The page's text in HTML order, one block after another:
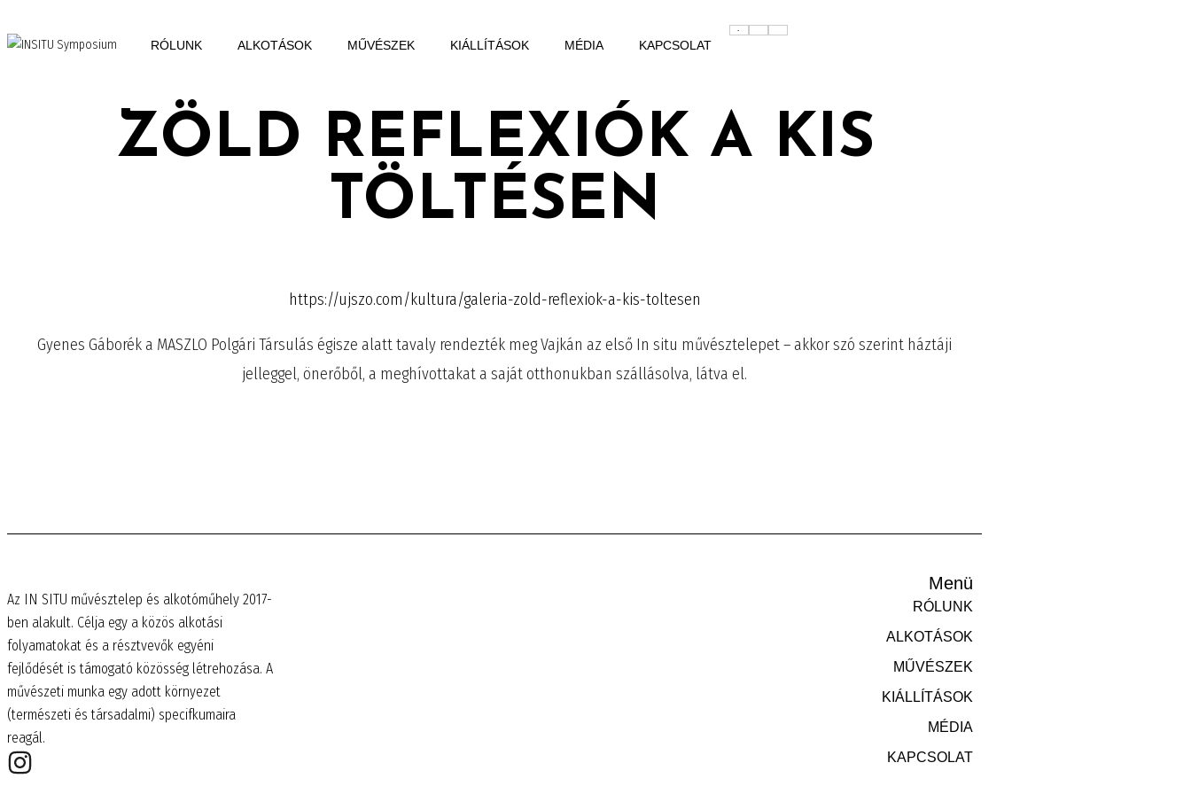
RÓLUNK ALKOTÁSOK MŰVÉSZEK KIÁLLÍTÁSOK MÉDIA KAPCSOLAT
ZÖLD REFLEXIÓK A KIS
TÖLTÉSEN
https://ujszo.com/kultura/galeria-zold-reflexiok-a-kis-toltesen
Gyenes Gáborék a MASZLO Polgári Társulás égisze alatt tavaly rendezték meg Vajkán az első In situ művésztelepet – akkor szó szerint háztáji
jelleggel, önerőből, a meghívottakat a saját otthonukban szállásolva, látva el.
Az IN SITU művésztelep és alkotóműhely 2017-
ben alakult. Célja egy a közös alkotási
folyamatokat és a résztvevők egyéni
fejlődését is támogató közösség létrehozása. A
művészeti munka egy adott környezet
(természeti és társadalmi) specifkumaira
reagál.
Menü
RÓLUNK
ALKOTÁSOK
MŰVÉSZEK
KIÁLLÍTÁSOK
MÉDIA
KAPCSOLAT